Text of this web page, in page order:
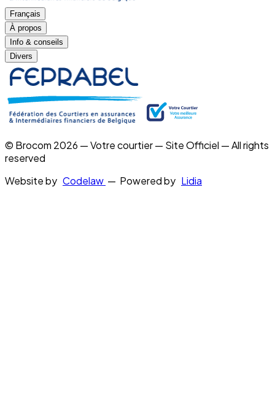
Français
À propos
Info & conseils
Divers
© Brocom 2026 — Votre courtier — Site Officiel — All rights
reserved
Website by Codelaw — Powered by Lidia